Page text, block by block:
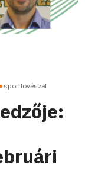
sportlövészet